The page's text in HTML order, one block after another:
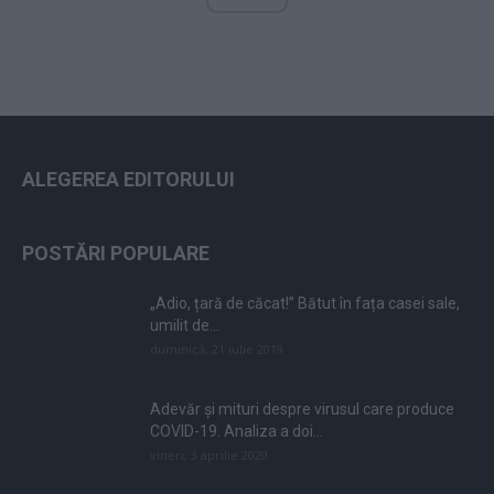
ALEGEREA EDITORULUI
POSTĂRI POPULARE
„Adio, țară de căcat!” Bătut în fața casei sale,
umilit de...
Adevăr și mituri despre virusul care produce
COVID-19. Analiza a doi...